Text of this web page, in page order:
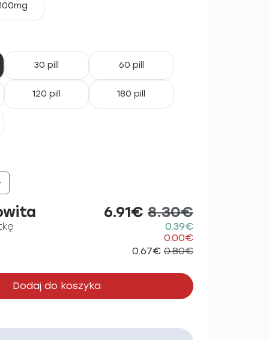
30 pill 60 pill
120 pill 180 pill
6.91€ 8.30€
0.39€
0.00€
0.67€ 0.80€
Dodaj do koszyka